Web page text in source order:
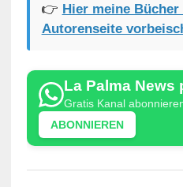
👉 Hier meine
Autorenseite
La Palma News
Gratis Kanal
ABONNIEREN